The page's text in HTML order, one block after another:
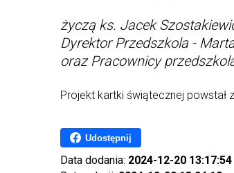
życzą ks. Jacek
Dyrektor Przedszkola -
oraz Pracownicy
Projekt kartki świątecznej powstał
Udostępnij
Data dodania: 2024-12-20 13:17:54